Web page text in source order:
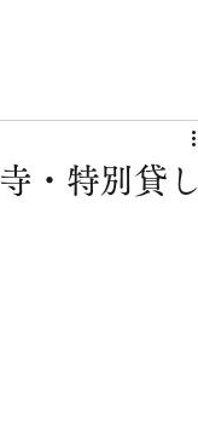
・特別貸し